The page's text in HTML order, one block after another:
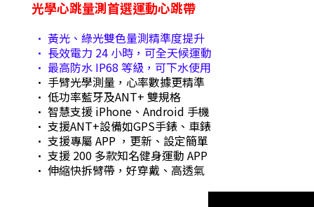
光學心跳量測首選運動心跳帶
• 黃光、綠光雙色量測精準度提升
• 長效電力 24 小時，可全天候運動
• 最高防水 IP68 等級，可下水使用
• 手臂光學測量，心率數據更精準
• 低功率藍牙及ANT+ 雙規格
• 智慧支援 iPhone、Android 手機
• 支援ANT+設備如GPS手錶、車錶
• 支援專屬 APP ，更新、設定簡單
• 支援 200 多款知名健身運動 APP
• 伸縮快拆臂帶，好穿戴、高透氣